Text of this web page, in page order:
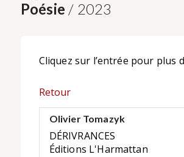
Poésie / 2023
Cliquez sur l’entrée pour plus
Retour
Olivier Tomazyk
DÉRIVRANCES
Éditions L'Harmattan